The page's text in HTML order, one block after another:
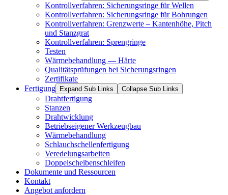
Kontrollverfahren: Sicherungsringe für Wellen
Kontrollverfahren: Sicherungsringe für Bohrungen
Kontrollverfahren: Grenzwerte – Kantenhöhe, Pitch
und Stanzgrat
Kontrollverfahren: Sprengringe
Testen
Wärmebehandlung — Härte
Qualitätsprüfungen bei Sicherungsringen
Zertifikate
Fertigung
Expand Sub Links Collapse Sub Links
Drahtfertigung
Stanzen
Drahtwicklung
Betriebseigener Werkzeugbau
Wärmebehandlung
Schlauchschellenfertigung
Veredelungsarbeiten
Doppelscheibenschleifen
Dokumente und Ressourcen
Kontakt
Angebot anfordern